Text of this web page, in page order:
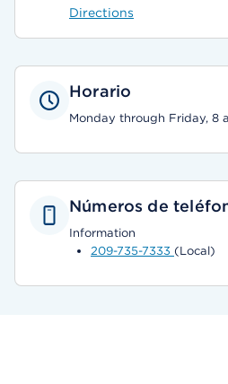
Directions
Horario
Monday through Friday, 8
Números de
Information
209-735-7333 (Local)